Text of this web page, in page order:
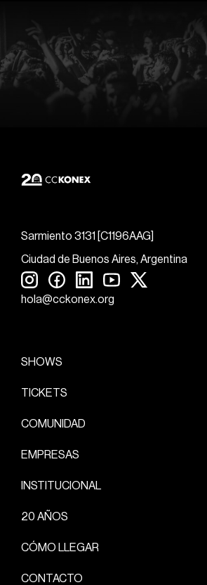
Sarmiento 3131 [C1196AAG]
Ciudad de Buenos Aires, Argentina
hola@cckonex.org
SHOWS
TICKETS
COMUNIDAD
EMPRESAS
INSTITUCIONAL
20 AÑOS
CÓMO LLEGAR
CONTACTO